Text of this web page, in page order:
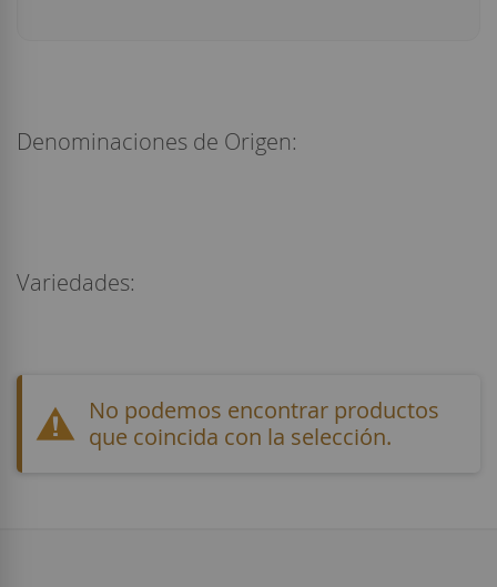
Denominaciones de Origen:
Variedades:
No podemos encontrar productos
que coincida con la selección.